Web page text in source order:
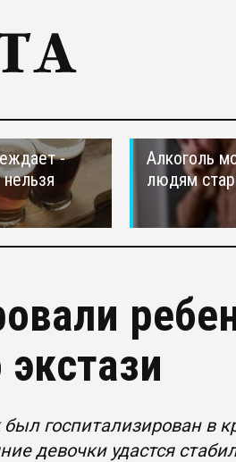
-
Алкоголь
людям
госпитализирован в
девочки удастся